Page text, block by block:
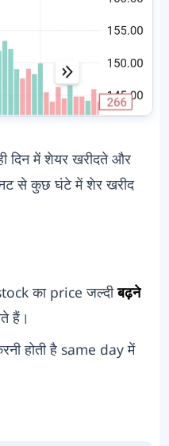
में शेयर खरीदते और
से कुछ घंटे में शेर खरीद
का price जल्दीबढ़ने
हैं।
होती है same day में